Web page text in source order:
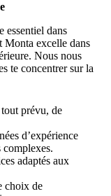
essentiel dans
Monta excelle dans
Nous nous
te concentrer sur la
prévu, de
d’expérience
complexes.
adaptés aux
choix de